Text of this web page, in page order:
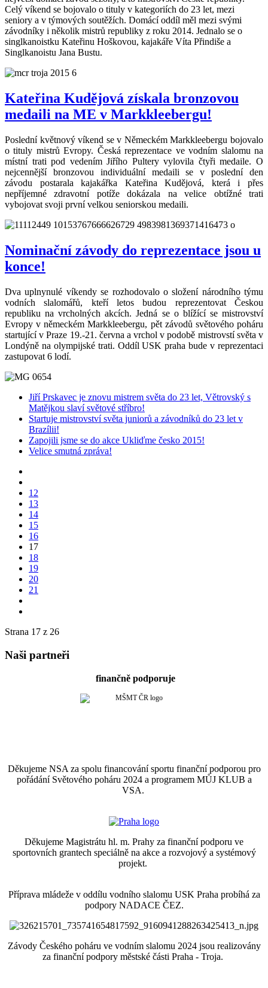
Celý víkend se bojovalo o tituly v kategoriích do 23 let, mezi
seniory a v týmových soutěžích. Domácí oddíl měl mezi svými
závodníky i několik mistrů republiky z roku 2014. Jednalo se o
singlkanoistku Kateřinu Hoškovou, kajakáře Víta Přindiše a
Singlkanoistu Jana Bustu.
Kateřina Kudějová získala bronzovou
medaili na ME v Markkleebergu!
Poslední květnový víkend se v Německém Markkleebergu bojovalo
o tituly mistrů Evropy. Česká reprezentace ve vodním slalomu na
místní trati pod vedením Jiřího Pultery vylovila čtyři medaile. O
nejcennější bronzovou individuální medaili se v poslední den
závodu postarala kajakářka Kateřina Kudějová, která i přes
nepříjemné zdravotní potíže dokázala na velice obtížné trati
vybojovat svoji první velkou seniorskou medaili.
Nominační závody do reprezentace jsou u
konce!
Dva uplnynulé víkendy se rozhodovalo o složení národního týmu
vodních slalomářů, kteří letos budou reprezentovat Českou
republiku na vrcholných akcích. Jedná se o blížící se mistrovství
Evropy v německém Markkleebergu, pět závodů světového poháru
startující v Praze 19.-21. června a vrchol v podobě mistrovstí světa v
Londýně na olympijské trati. Oddíl USK praha bude v reprezentaci
zastupovat 6 lodí.
Jiří Prskavec je znovu mistrem světa do 23 let, Větrovský s
Matějkou slaví světové stříbro!
Startuje mistrovství světa juniorů a závodníků do 23 let v
Brazílii!
Zapojili jsme se do akce Ukliďme česko 2015!
Velice smutná zpráva!
12
13
14
15
16
17
18
19
20
21
Strana 17 z 26
Naši partneři
finančně podporuje
Děkujeme NSA za spolu financování sportu finanční podporou pro
pořádání Světového poháru 2024 a programem MŮJ KLUB a
VSA.
Děkujeme Magistrátu hl. m. Prahy za finanční podporu ve
sportovních grantech speciálně na akce a rozvojový a systémový
projekt.
Příprava mládeže v oddílu vodního slalomu USK Praha probíhá za
podpory NADACE ČEZ.
Závody Českého poháru ve vodním slalomu 2024 jsou realizovány
za finanční podpory městské části Praha - Troja.